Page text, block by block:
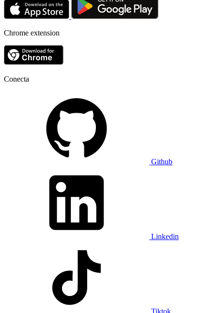
Chrome extension
Conecta
Github
Linkedin
Tiktok